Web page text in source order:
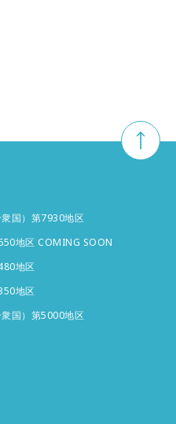
国）第7930地区
地区 COMING SOON
地区
地区
国）第5000地区